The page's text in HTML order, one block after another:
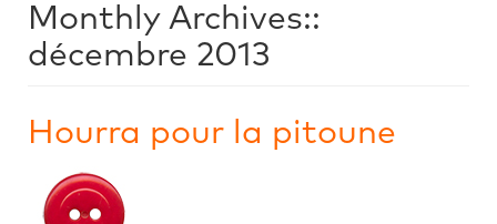
Monthly Archives::
décembre 2013
Hourra pour la pitoune